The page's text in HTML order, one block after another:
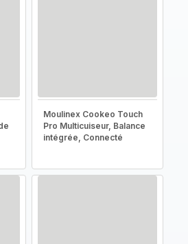
Moulinex Cookeo Touch
Pro Multicuiseur, Balance
intégrée, Connecté